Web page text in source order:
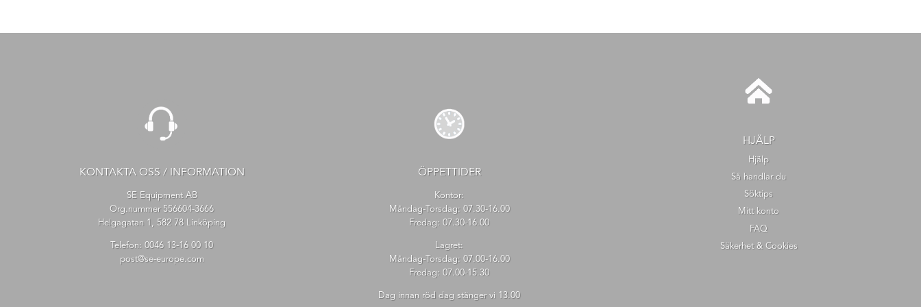
KONTAKTA OSS / INFORMATION
SE Equipment AB
Org.nummer 556604-3666
Helgagatan 1, 582 78 Linköping
Telefon: 0046 13-16 00 10
post@se-europe.com
ÖPPETTIDER
Kontor:
Måndag-Torsdag: 07.30-16.00
Fredag: 07.30-16.00
Lagret:
Måndag-Torsdag: 07.00-16.00
Fredag: 07.00-15.30
Dag innan röd dag stänger vi 13.00
HJÄLP
Hjälp
Så handlar du
Söktips
Mitt konto
FAQ
Säkerhet & Cookies